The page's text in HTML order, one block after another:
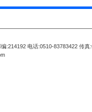
:214192 电话:0510-83783422 传真